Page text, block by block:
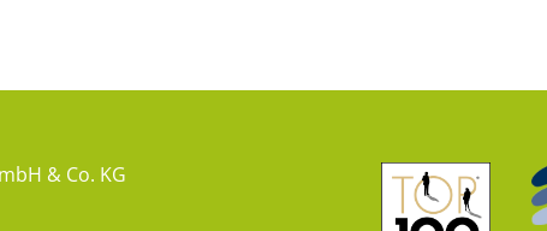
& Co. KG